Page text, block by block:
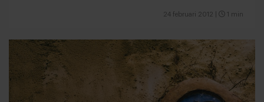
24 februari 2012 1 min